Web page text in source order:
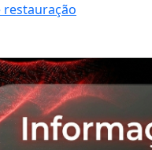
restauração